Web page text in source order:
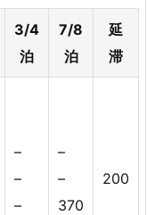
3/4
泊
7/8
泊
延
滞
–
–
–
–
–
370
200